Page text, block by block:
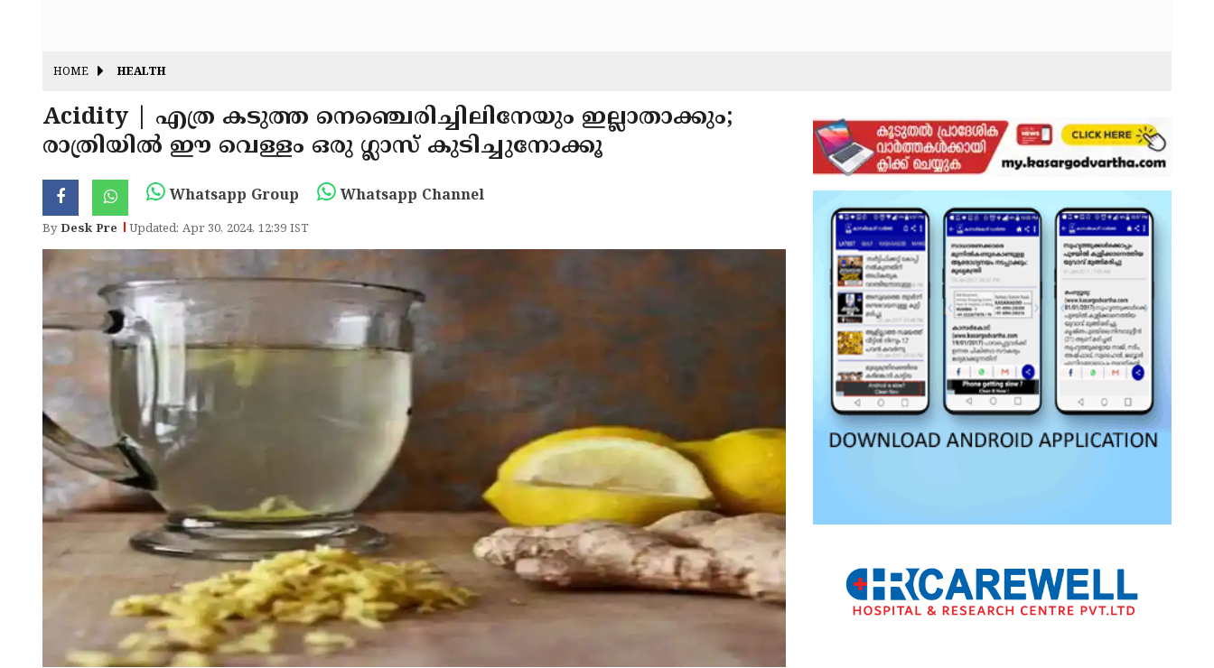
HOME HEALTH
Acidity | എത്ര കടുത്ത നെഞ്ചെരിച്ചിലിനേയും ഇല്ലാതാക്കും;
രാത്രിയില്‍ ഈ വെള്ളം ഒരു ഗ്ലാസ് കുടിച്ചുനോക്കൂ
Whatsapp Group Whatsapp Channel
ByDesk Pre Updated: Apr 30, 2024, 12:39 IST